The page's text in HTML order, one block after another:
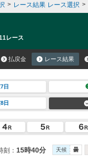
> レース結果 レース選択 >
レース
払戻金 レース結果
日
日
刻： 15時40分 天候 曇